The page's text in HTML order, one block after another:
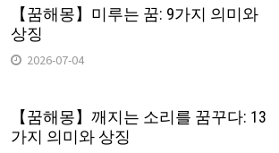
【꿈해몽】미루는 꿈: 9가지 의미와
상징
2026-07-04
【꿈해몽】깨지는 소리를 꿈꾸다: 13
가지 의미와 상징